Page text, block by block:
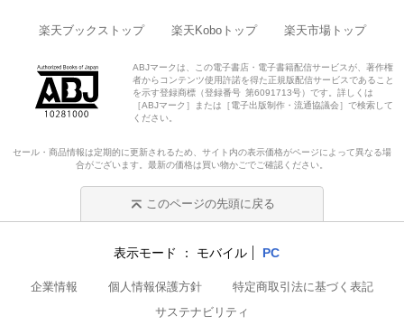
楽天ブックストップ 楽天Koboトップ 楽天市場トップ
ABJマークは、この電子書店・電子書籍配信サービスが、著作権
者からコンテンツ使用許諾を得た正規版配信サービスであること
を示す登録商標（登録番号 第6091713号）です。詳しくは
［ABJマーク］または［電子出版制作・流通協議会］で検索して
ください。
セール・商品情報は定期的に更新されるため、サイト内の表示価格がページによって異なる場
合がございます。最新の価格は買い物かごでご確認ください。
このページの先頭に戻る
表示モード モバイル PC
企業情報 個人情報保護方針
特定商取引法に基づく表記
サステナビリティ